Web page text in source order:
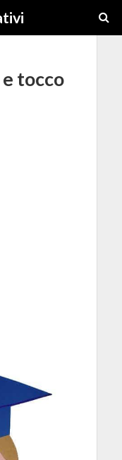
tocco